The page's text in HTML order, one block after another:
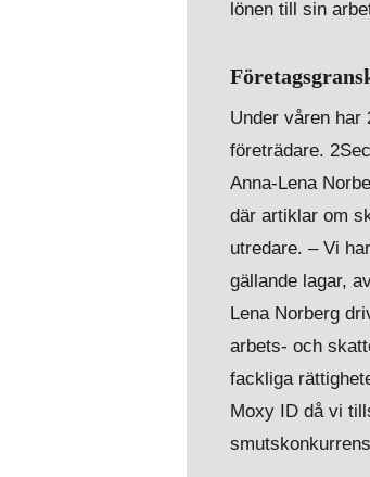
lönen till sin
Under våren har
företrädare.
Anna-Lena
där artiklar om
utredare. – Vi
gällande lagar,
Lena Norberg
arbets- och
fackliga
Moxy ID då vi